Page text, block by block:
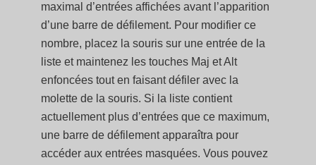
maximal d’entrées affichées avant l’apparition
d’une barre de défilement. Pour modifier ce
nombre, placez la souris sur une entrée de la
liste et maintenez les touches Maj et Alt
enfoncées tout en faisant défiler avec la
molette de la souris. Si la liste contient
actuellement plus d’entrées que ce maximum,
une barre de défilement apparaîtra pour
accéder aux entrées masquées. Vous pouvez